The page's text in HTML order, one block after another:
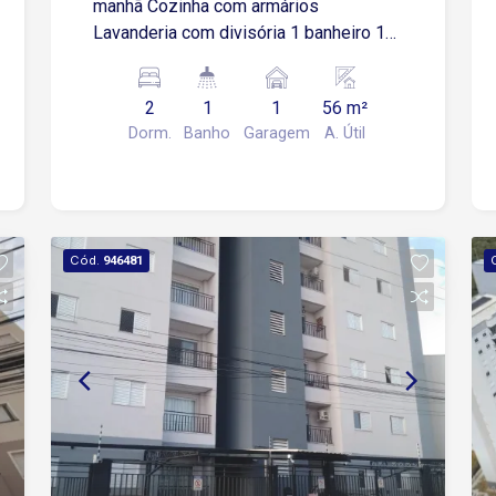
manhã Cozinha com armários
Lavanderia com divisória 1 banheiro 1
completa Com piscina aquecida!
2
Dorm.
1
Banho
1
Garagem
56 m²
A. Útil
Cód. 946481